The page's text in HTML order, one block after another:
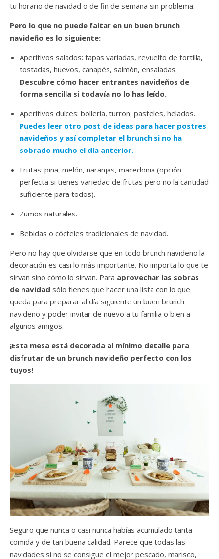
tu horario de navidad o de fin de semana sin problema.
Pero lo que no puede faltar en un buen brunch
navideño es lo siguiente:
Aperitivos salados: tapas variadas, revuelto de tortilla,
tostadas, huevos, canapés, salmón, ensaladas.
Descubre cómo hacer entrantes navideños de
forma sencilla si todavía no lo has leído.
Aperitivos dulces: bollería, turron, pasteles, helados.
Puedes leer otro post de ideas para hacer postres
navideños y así completar el brunch si no ha
sobrado mucho el día anterior.
Frutas: piña, melón, naranjas, macedonia (opción
perfecta si tienes variedad de frutas pero no la cantidad
suficiente para todos).
Zumos naturales.
Bebidas o cócteles tradicionales de navidad.
Pero no hay que olvidarse que en todo brunch navideño la
decoración es casi lo más importante. No importa lo que te
sirvan sino cómo lo sirvan. Para aprovechar las sobras
de navidad sólo tienes que hacer una lista con lo que
queda para preparar al día siguiente un buen brunch
navideño y poder invitar de nuevo a tu familia o bien a
algunos amigos.
¡Esta mesa está decorada al mínimo detalle para
disfrutar de un brunch navideño perfecto con los
tuyos!
Seguro que nunca o casi nunca habías acumulado tanta
comida y de tan buena calidad. Parece que todas las
navidades si no se consigue el mejor pescado, marisco,